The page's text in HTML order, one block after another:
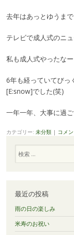
去年はあっとゆうま
テレビで成人式のニ
私も成人式やったな
6年も経っていてび
[E:snow]でした(笑)
一年一年、大事に過
カテゴリー: 未分類 | コメ
最近の投稿
雨の日の楽しみ
米寿のお祝い